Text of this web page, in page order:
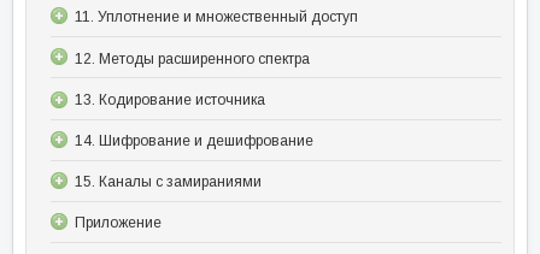
11. Уплотнение и множественный доступ
12. Методы расширенного спектра
13. Кодирование источника
14. Шифрование и дешифрование
15. Каналы с замираниями
Приложение